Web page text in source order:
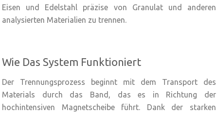
Eisen und Edelstahl präzise von Granulat und anderen
analysierten Materialien zu trennen.
Wie Das System Funktioniert
Der Trennungsprozess beginnt mit dem Transport des
Materials durch das Band, das es in Richtung der
hochintensiven Magnetscheibe führt. Dank der starken